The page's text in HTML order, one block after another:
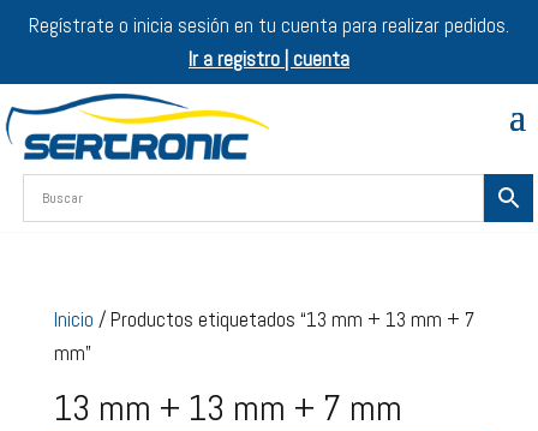
Regístrate o inicia sesión en tu cuenta para realizar pedidos.
Ir a registro | cuenta
Inicio / Productos etiquetados “13 mm + 13 mm + 7
mm”
13 mm + 13 mm + 7 mm